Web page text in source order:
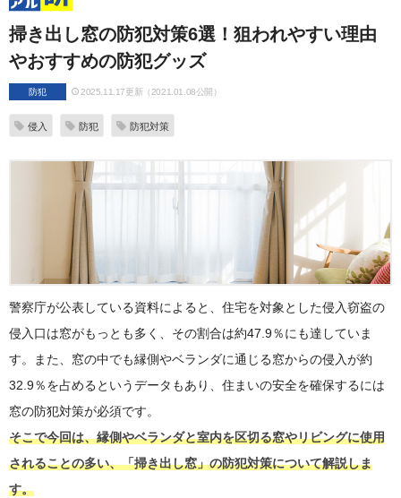
掃き出し窓の防犯対策6選！狙われやすい理由
やおすすめの防犯グッズ
防犯 2025.11.17更新（2021.01.08公開）
侵入 防犯 防犯対策
警察庁が公表している資料によると、住宅を対象とした侵入窃盗の
侵入口は窓がもっとも多く、その割合は約47.9％にも達していま
す。また、窓の中でも縁側やベランダに通じる窓からの侵入が約
32.9％を占めるというデータもあり、住まいの安全を確保するには
窓の防犯対策が必須です。
そこで今回は、縁側やベランダと室内を区切る窓やリビングに使用
されることの多い、「掃き出し窓」の防犯対策について解説しま
す。